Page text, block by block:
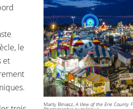
Marty Biniasz,A View of the Erie County
le
et